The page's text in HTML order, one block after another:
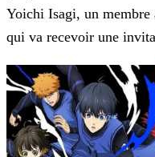
Yoichi Isagi, un membre
qui va recevoir une